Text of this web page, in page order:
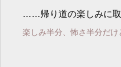
……帰り道の楽しみに取
楽しみ半分、怖さ半分だけ